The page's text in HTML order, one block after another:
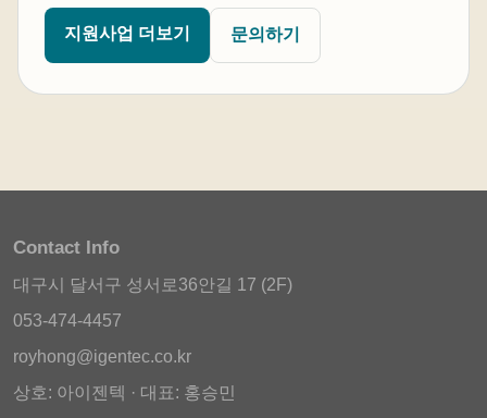
지원사업 더보기 문의하기
Contact Info
대구시 달서구 성서로36안길 17 (2F)
053-474-4457
royhong@igentec.co.kr
상호: 아이젠텍 · 대표: 홍승민